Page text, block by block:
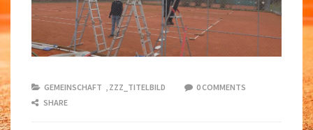
GEMEINSCHAFT ZZZ_TITELBILD
0 COMMENTS
SHARE